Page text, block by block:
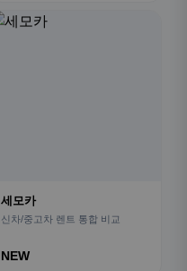
세모카
신차/중고차 렌트 통합 비교
NEW